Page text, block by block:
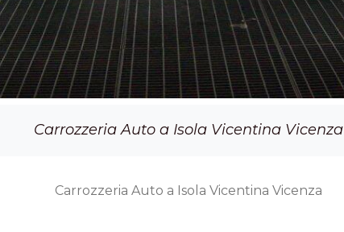
Carrozzeria Auto a Isola Vicentina Vicenza
Carrozzeria Auto a Isola Vicentina Vicenza